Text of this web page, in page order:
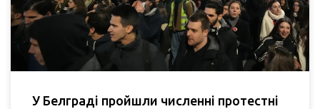
У Белграді пройшли численні протестні